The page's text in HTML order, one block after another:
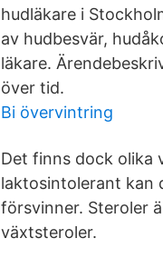
hudläkare i
av hudbesvär,
läkare.
över tid.
Bi övervintring
Det finns dock olika
laktosintolerant kan
försvinner. Steroler
växtsteroler.